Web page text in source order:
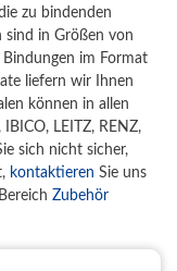
zu bindenden
in Größen von
im Format
liefern wir Ihnen
können in allen
LEITZ, RENZ,
sich nicht sicher,
kontaktieren Sie uns
Zubehör